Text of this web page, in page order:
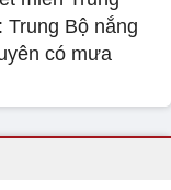
Trung Bộ nắng
có mưa